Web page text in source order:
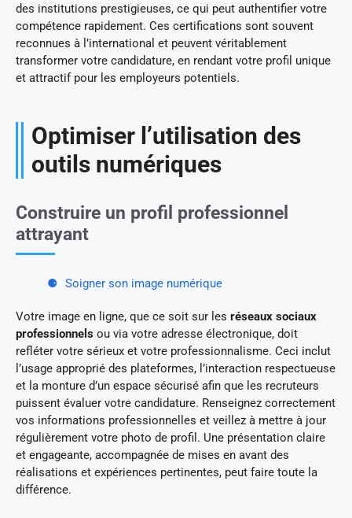
des institutions prestigieuses, ce qui peut authentifier votre
compétence rapidement. Ces certifications sont souvent
reconnues à l’international et peuvent véritablement
transformer votre candidature, en rendant votre profil unique
et attractif pour les employeurs potentiels.
Optimiser l’utilisation des
outils numériques
Construire un profil professionnel
attrayant
Soigner son image numérique
Votre image en ligne, que ce soit sur les réseaux sociaux
professionnels ou via votre adresse électronique, doit
refléter votre sérieux et votre professionnalisme. Ceci inclut
l’usage approprié des plateformes, l’interaction respectueuse
et la monture d’un espace sécurisé afin que les recruteurs
puissent évaluer votre candidature. Renseignez correctement
vos informations professionnelles et veillez à mettre à jour
régulièrement votre photo de profil. Une présentation claire
et engageante, accompagnée de mises en avant des
réalisations et expériences pertinentes, peut faire toute la
différence.